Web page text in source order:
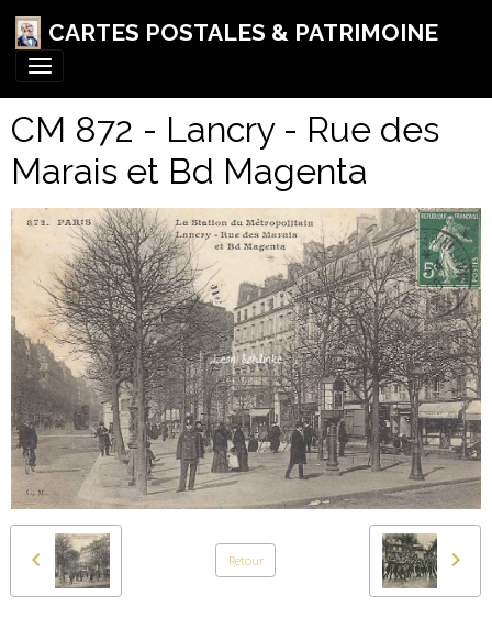
CARTES POSTALES & PATRIMOINE
CM 872 - Lancry - Rue des
Marais et Bd Magenta
Retour